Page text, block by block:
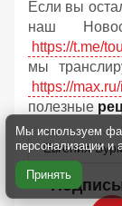
Если вы
наш
https://t.me/
мы
https://
полезные
Евгения
Мы используем
персонализации и
Принять